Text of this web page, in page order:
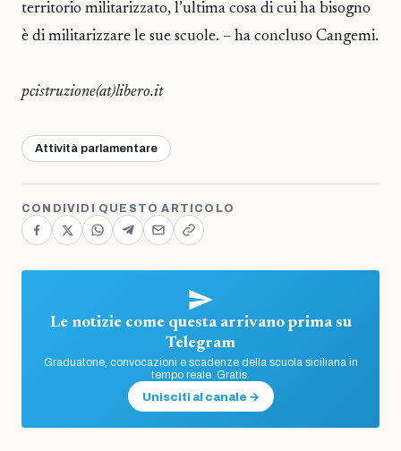
territorio militarizzato, l’ultima cosa di cui ha bisogno
è di militarizzare le sue scuole. – ha concluso Cangemi.
pcistruzione(at)libero.it
Attività parlamentare
CONDIVIDI QUESTO ARTICOLO
Le notizie come questa arrivano prima su
Telegram
Graduatorie, convocazioni e scadenze della scuola siciliana in
tempo reale. Gratis.
Unisciti al canale →